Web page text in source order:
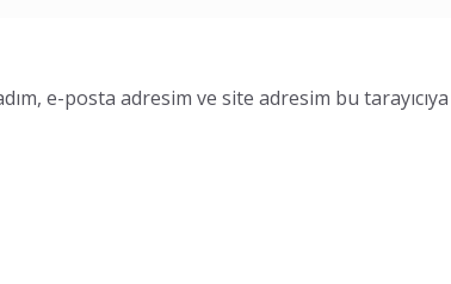
e-posta adresim ve site adresim bu tarayıcıya